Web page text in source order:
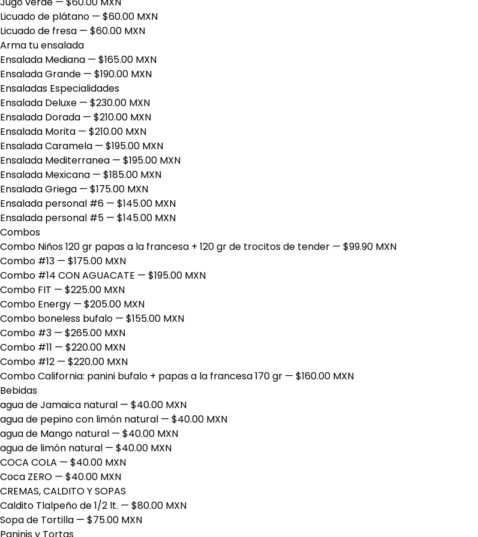
Licuado de plátano — $60.00 MXN
Licuado de fresa — $60.00 MXN
Arma tu ensalada
Ensalada Mediana — $165.00 MXN
Ensalada Grande — $190.00 MXN
Ensaladas Especialidades
Ensalada Deluxe — $230.00 MXN
Ensalada Dorada — $210.00 MXN
Ensalada Morita — $210.00 MXN
Ensalada Caramela — $195.00 MXN
Ensalada Mediterranea — $195.00 MXN
Ensalada Mexicana — $185.00 MXN
Ensalada Griega — $175.00 MXN
Ensalada personal #6 — $145.00 MXN
Ensalada personal #5 — $145.00 MXN
Combos
Combo Niños 120 gr papas a la francesa + 120 gr de trocitos de tender — $99.90 MXN
Combo #13 — $175.00 MXN
Combo #14 CON AGUACATE — $195.00 MXN
Combo FIT — $225.00 MXN
Combo Energy — $205.00 MXN
Combo boneless bufalo — $155.00 MXN
Combo #3 — $265.00 MXN
Combo #11 — $220.00 MXN
Combo #12 — $220.00 MXN
Combo California: panini bufalo + papas a la francesa 170 gr — $160.00 MXN
Bebidas
agua de Jamaica natural — $40.00 MXN
agua de pepino con limón natural — $40.00 MXN
agua de Mango natural — $40.00 MXN
agua de limón natural — $40.00 MXN
COCA COLA — $40.00 MXN
Coca ZERO — $40.00 MXN
CREMAS, CALDITO Y SOPAS
Caldito Tlalpeño de 1/2 lt. — $80.00 MXN
Sopa de Tortilla — $75.00 MXN